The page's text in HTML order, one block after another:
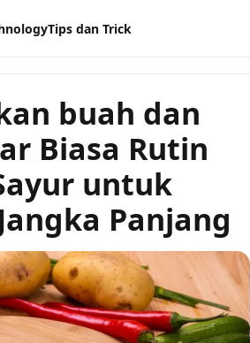
Tips dan Trick
buah dan
Biasa Rutin
untuk
Panjang